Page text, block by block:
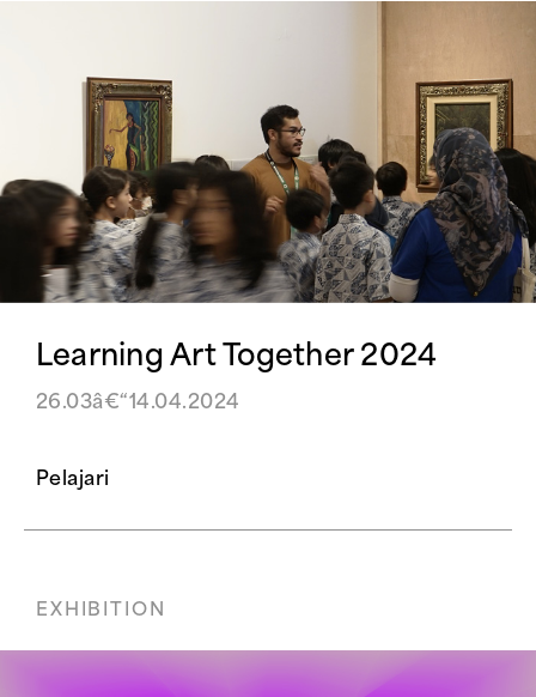
Learning Art Together 2024
26.03â€“14.04.2024
Pelajari
EXHIBITION